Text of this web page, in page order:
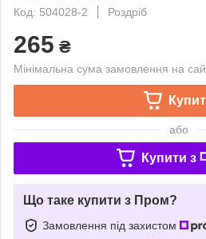
Код: 504028-2
Роздріб
265 ₴
Мінімальна сума замовлення на
або
Купити з
Що таке купити з Пром?
Замовлення під захистом